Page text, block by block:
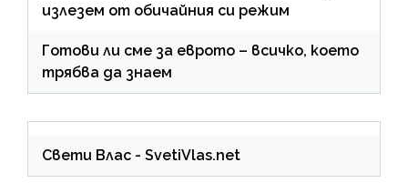
излезем от обичайния си режим
Готови ли сме за еврото – всичко, което
трябва да знаем
Свети Влас - SvetiVlas.net